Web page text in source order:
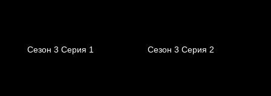
Сезон 3 Серия 1 Сезон 3 Серия 2